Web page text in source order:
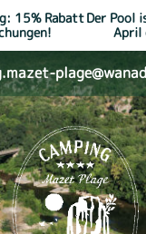
15% RabattDer Pool
April